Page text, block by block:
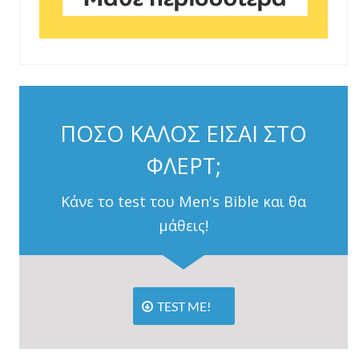
ΠΟΣΟ ΚΑΛΟΣ ΕΙΣΑΙ ΣΤΟ
ΦΛΕΡΤ;
Κάνε το test του Men's Bible και θα
μάθεις!
TEST ME!